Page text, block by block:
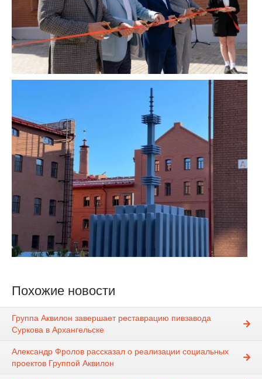
Похожие новости
Группа Аквилон завершает реставрацию пивзавода
Суркова в Архангельске
Александр Фролов рассказал о реализации социальных
проектов Группой Аквилон